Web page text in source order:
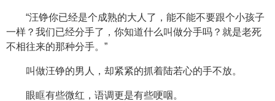
“汪铮你已经是个成熟的大人了，能不能不要跟个小孩子
一样？我们已经分手了，你知道什么叫做分手吗？就是老死
不相往来的那种分手。”
叫做汪铮的男人，却紧紧的抓着陆若心的手不放。
眼眶有些微红，语调更是有些哽咽。